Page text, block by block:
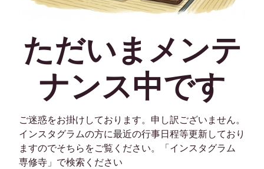
ただいまメンテ
ナンス中です
ご迷惑をお掛けしております。申し訳ございません。
インスタグラムの方に最近の行事日程等更新しており
ますのでそちらをご覧ください。「インスタグラム
専修寺」で検索ください